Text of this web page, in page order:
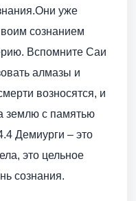
уже
сознанием
Вспомните Саи
алмазы и
возносятся, и
землю с памятью
Демиурги – это
это цельное
сознания.